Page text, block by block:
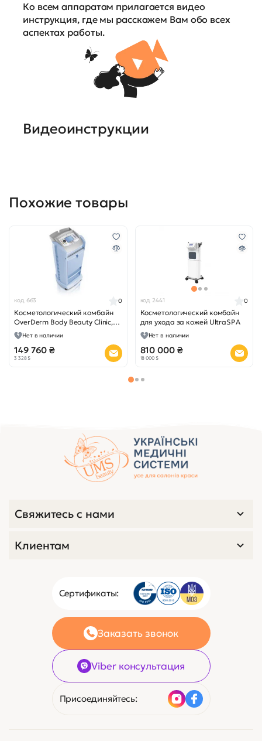
Ко всем аппаратам прилагается видео
инструкция, где мы расскажем Вам обо всех
аспектах работы.
Видеоинструкции
Похожие товары
код 663
Косметологический комбайн
OverDerm Body Beauty Clinic,
Италия
0
Нет в наличии
149 760 ₴
3 328 $
код 2441
Косметологический комбайн
для ухода за кожей UltraSPA
0
Нет в наличии
810 000 ₴
18 000 $
Сертификаты:
Заказать звонок
Viber консультация
Присоединяйтесь:
Свяжитесь с нами
Клиентам